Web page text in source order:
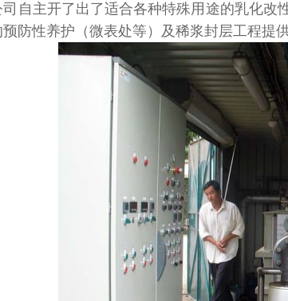
自主开了出了适合各种特殊用途的乳化
防性养护（微表处等）及稀浆封层工程提